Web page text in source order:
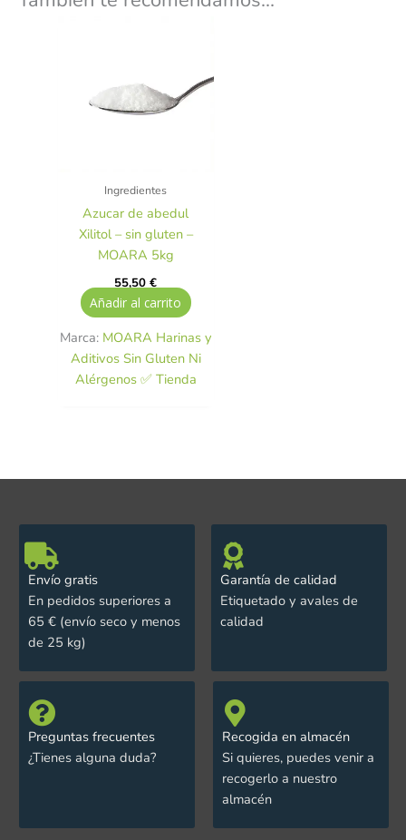
Ingredientes
Azucar de abedul
Xilitol – sin gluten –
MOARA 5kg
55,50€
Añadir al carrito
Marca: MOARA Harinas y
Aditivos Sin Gluten Ni
Alérgenos ✅ Tienda
Envío gratis
En pedidos superiores a
65 € (envío seco y menos
de 25 kg)
Garantía de calidad
Etiquetado y avales de
calidad
Preguntas frecuentes
¿Tienes alguna duda?
Recogida en almacén
Si quieres, puedes venir a
recogerlo a nuestro
almacén